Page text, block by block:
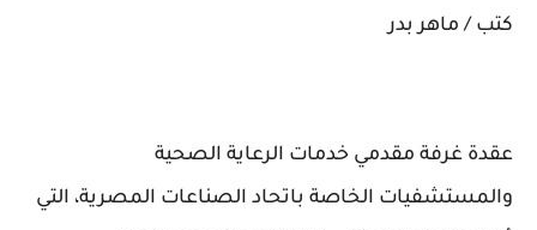
كتب / ماهر بدر
عقدة غرفة مقدمي خدمات الرعاية الصحية
والمستشفيات الخاصة باتحاد الصناعات المصرية، التي